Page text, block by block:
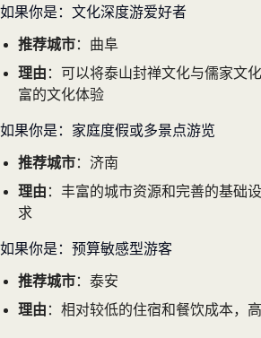
如果你是：文化深度游爱好者
推荐城市：曲阜
理由 ：可以将泰山封禅文化与儒家文
富的文化体验
如果你是：家庭度假或多景点游览
推荐城市：济南
理由 ：丰富的城市资源和完善的基础
求
如果你是：预算敏感型游客
推荐城市：泰安
理由 ：相对较低的住宿和餐饮成本，